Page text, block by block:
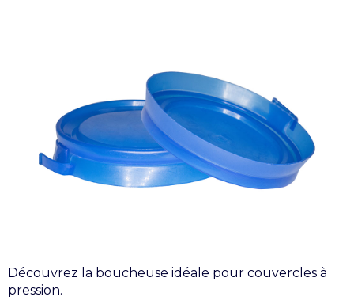
Découvrez la boucheuse idéale pour couvercles à
pression.